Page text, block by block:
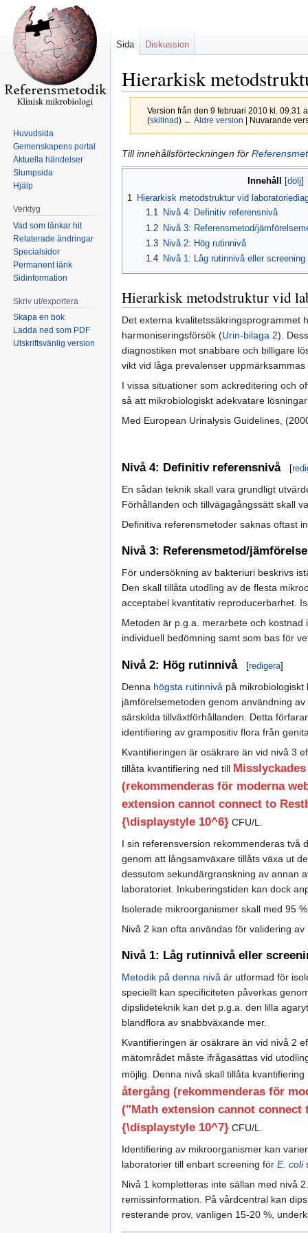
Hierarkisk
Version från den 9 februari 2010 kl. 09.31
(skillnad) ← Äldre version | Nuvarande
Hoppa
till
Hoppa
till
Till innehållsförteckningen för
Innehåll
1 Hierarkisk metodstruktur vid
1.1
Nivå 4: Definitiv referensnivå
1.2
Nivå 3: Referensmetod/
1.3
Nivå 2: Hög rutinnivå
1.4
Nivå 1: Låg rutinnivå eller screening
Hierarkisk metodstruktur vid
Det externa kvalitetssäkringsprogrammet
harmoniseringsförsök (Urin-bilaga 2).
diagnostiken mot snabbare och billigare
vikt vid låga prevalenser
I vissa situationer som ackreditering och
så att mikrobiologiskt adekvatare
Med European Urinalysis Guidelines,
Nivå 4: Definitiv referensnivå [
En sådan teknik skall vara grundligt
Förhållanden och tillvägagångssätt skall
Definitiva referensmetoder saknas oftast
Nivå 3: Referensmetod/
För undersökning av bakteriuri beskrivs
Den skall tillåta utodling av de flesta
acceptabel kvantitativ reproducerbarhet.
Metoden är p.g.a. merarbete och
individuell bedömning samt som bas för
Nivå 2: Hög rutinnivå [redigera]
Denna högsta rutinnivå på
jämförelsemetoden genom användning
särskilda tillväxtförhållanden. Detta
identifiering av grampositiv flora från
Kvantifieringen är osäkrare än vid nivå 3
tillåta kvantifiering ned till
(rekommenderas för moderna
extension cannot connect to
{\displaystyle 10^6} CFU/L.
I sin referensversion rekommenderas två
genom att långsamväxare tillåts växa ut
dessutom sekundärgranskning av annan
laboratoriet. Inkuberingstiden kan dock
Isolerade mikroorganismer skall med 95
Nivå 2 kan ofta användas för validering
Nivå 1: Låg rutinnivå eller
Metodik på denna nivå är utformad för
speciellt kan specificiteten påverkas
dipslideteknik kan det p.g.a. den lilla
blandflora av snabbväxande mer.
Kvantifieringen är osäkrare än vid nivå 2
mätområdet måste ifrågasättas vid
möjlig. Denna nivå skall tillåta
återgång (rekommenderas för
("Math extension cannot
{\displaystyle 10^7} CFU/L.
Identifiering av mikroorganismer kan
laboratorier till enbart screening för E. coli
Nivå 1 kompletteras inte sällan med nivå
remissinformation. På vårdcentral kan
resterande prov, vanligen 15-20 %,
Sida Diskussion
Huvudsida
Gemenskapens portal
Aktuella händelser
Slumpsida
Hjälp
Verktyg
Vad som länkar hit
Relaterade ändringar
Specialsidor
Permanent länk
Sidinformation
Skriv ut/exportera
Skapa en bok
Ladda ned som PDF
Utskriftsvänlig version